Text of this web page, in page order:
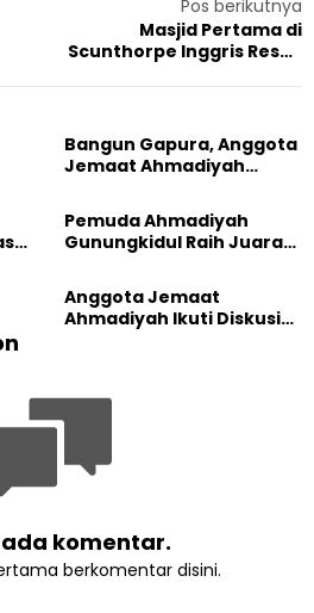
Pos berikutnya
Masjid Pertama di
Scunthorpe Inggris Resmi
Muslim Ahmadiyah (aba)
Bangun Gapura, Anggota
Jemaat Ahmadiyah
Sambut HUT RI ke-81
Pemuda Ahmadiyah
Gunungkidul Raih Juara
Anggota Jemaat
Ahmadiyah Ikuti Diskusi
komentar.
berkomentar disini.